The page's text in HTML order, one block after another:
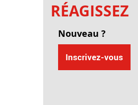
RÉAGISSEZ
Nouveau ?
Inscrivez-vous